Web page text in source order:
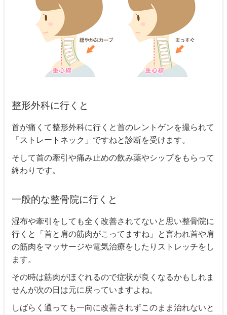
整形外科に行くと
首が痛くて整形外科に行くと首のレントゲンを撮られて
「ストレートネック」ですねと診断を受けます。
そして首の牽引や痛み止めの飲み薬やシップをもらって
終わりです。
一般的な整骨院に行くと
湿布や牽引をしても全く改善されてないと思い整骨院に
行くと「首と肩の筋肉がこってますね」と言われ首や肩
の筋肉をマッサージや電気治療をしたりストレッチをし
ます。
その時は筋肉がほぐれるので症状が良くなるかもしれま
せんが次の日は元に戻っていますよね。
しばらく通っても一向に改善されずこのまま治れないと